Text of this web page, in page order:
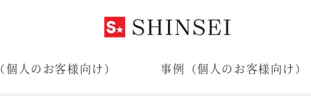
人のお客様向け） 事例（個人のお客様向け）